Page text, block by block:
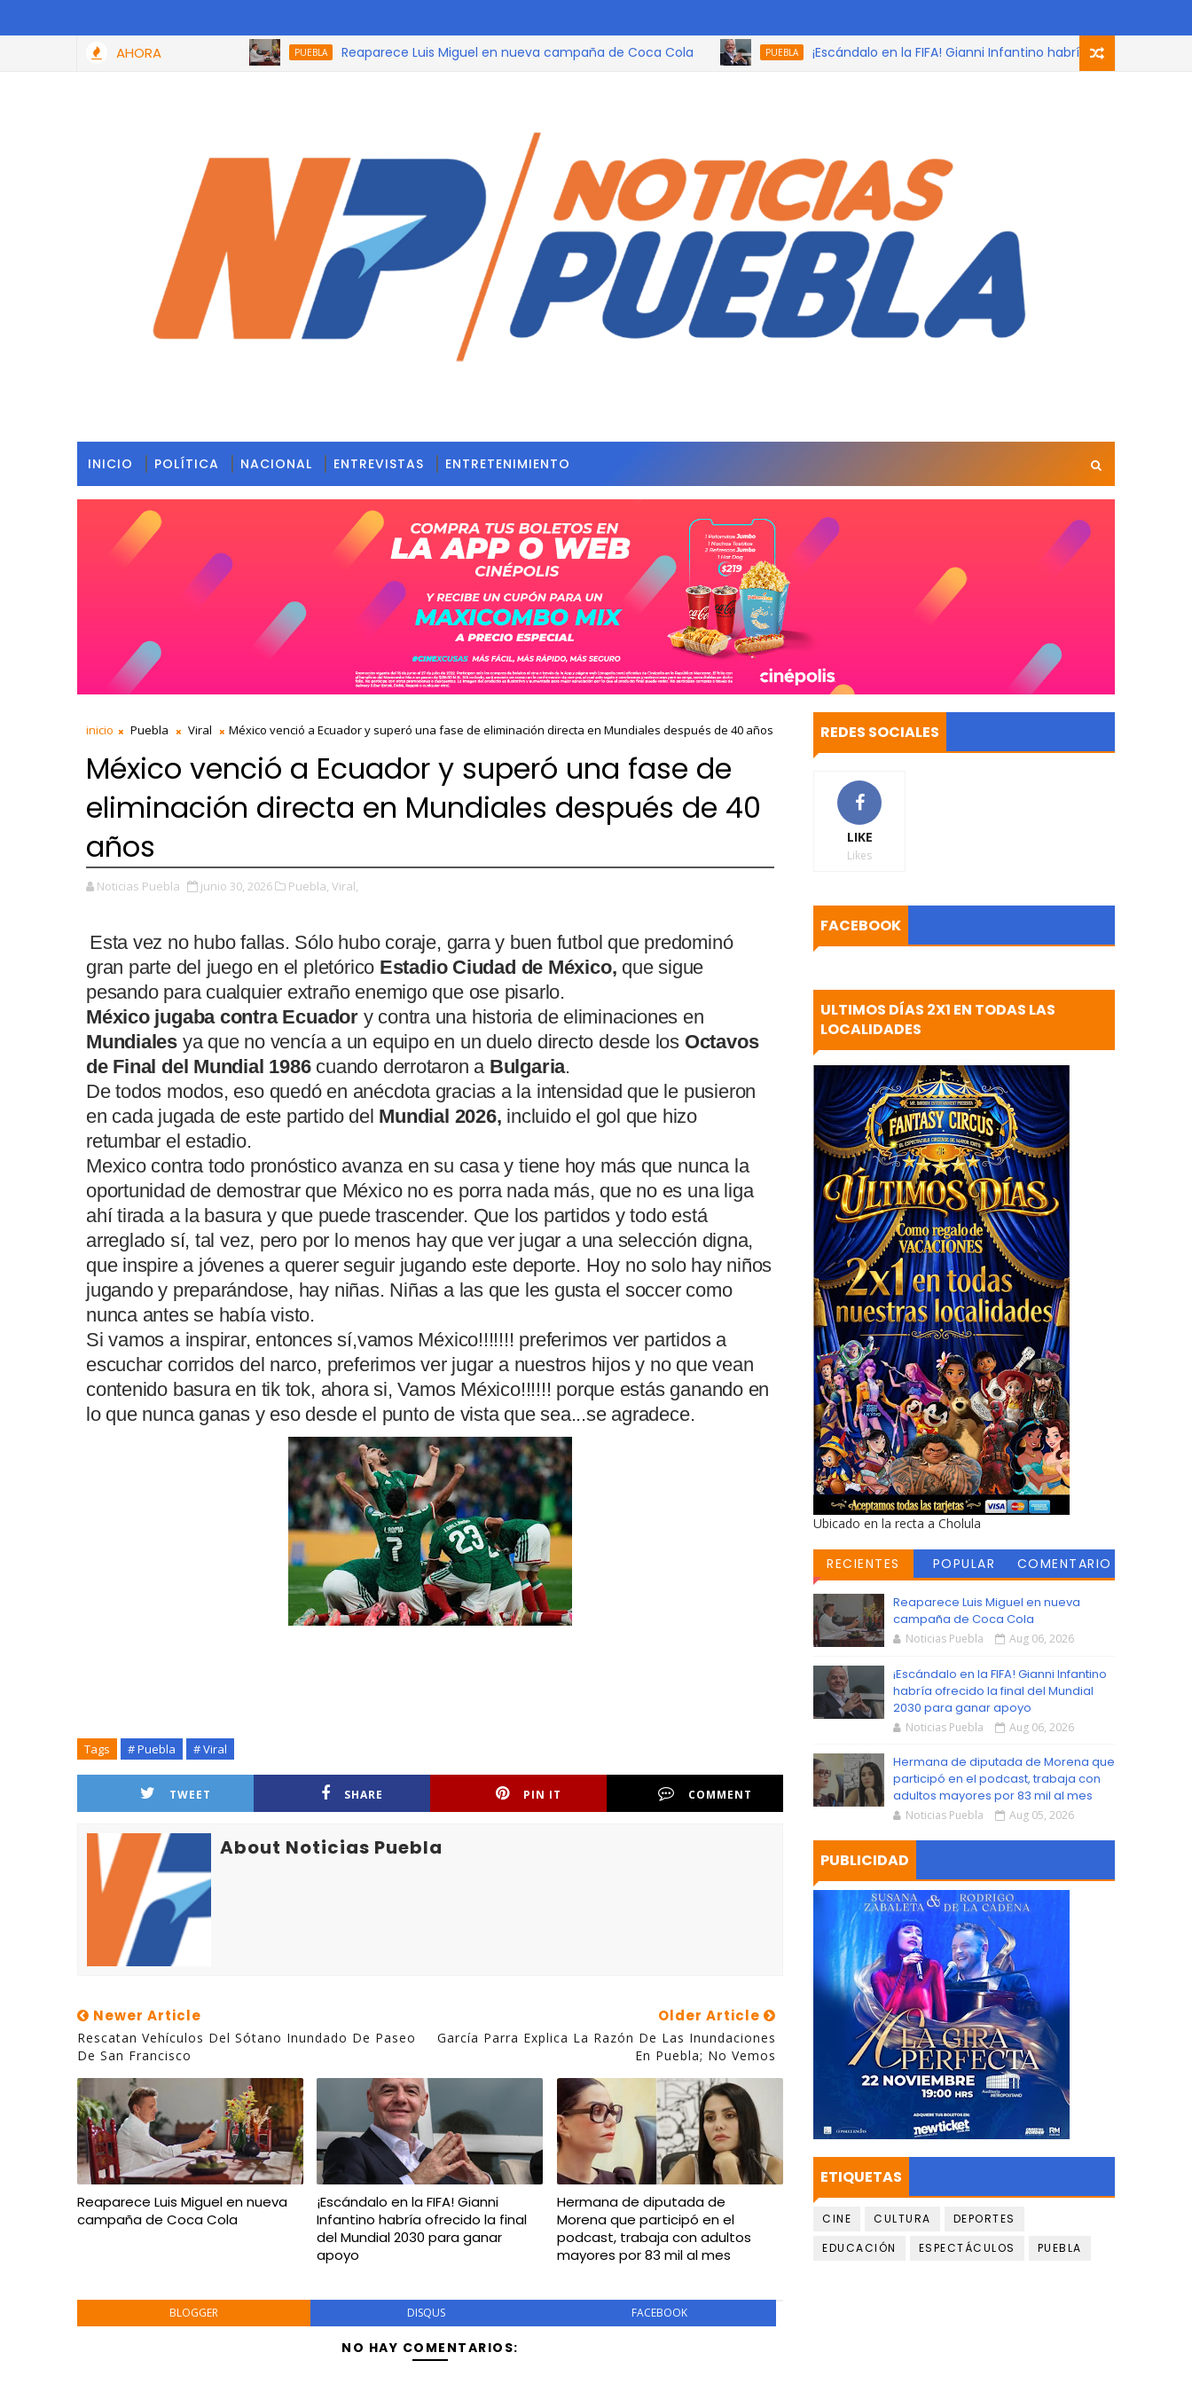
AHORA PUEBLA Reaparece Luis Miguel en nueva campaña de Coca Cola PUEBLA ¡Escándalo en la FIFA! Gianni Infantino habría ofrecido la final del
INICIO POLÍTICA NACIONAL ENTREVISTAS ENTRETENIMIENTO
inicio Puebla Viral México venció a Ecuador y superó una fase de eliminación directa en Mundiales después de 40 años
México venció a Ecuador y superó una fase de
eliminación directa en Mundiales después de 40
años
Noticias Puebla junio 30, 2026 Puebla, Viral,
Esta vez no hubo fallas. Sólo hubo coraje, garra y buen futbol que predominó
gran parte del juego en el pletórico Estadio Ciudad de México, que sigue
pesando para cualquier extraño enemigo que ose pisarlo.
México jugaba contra Ecuador y contra una historia de eliminaciones en
Mundiales ya que no vencía a un equipo en un duelo directo desde los Octavos
de Final del Mundial 1986cuando derrotaron a Bulgaria.
De todos modos, eso quedó en anécdota gracias a la intensidad que le pusieron
en cada jugada de este partido del Mundial 2026, incluido el gol que hizo
retumbar el estadio.
Mexico contra todo pronóstico avanza en su casa y tiene hoy más que nunca la
oportunidad de demostrar que México no es porra nada más, que no es una liga
ahí tirada a la basura y que puede trascender. Que los partidos y todo está
arreglado sí, tal vez, pero por lo menos hay que ver jugar a una selección digna,
que inspire a jóvenes a querer seguir jugando este deporte. Hoy no solo hay niños
jugando y preparándose, hay niñas. Niñas a las que les gusta el soccer como
nunca antes se había visto.
Si vamos a inspirar, entonces sí,vamos México!!!!!!! preferimos ver partidos a
escuchar corridos del narco, preferimos ver jugar a nuestros hijos y no que vean
contenido basura en tik tok, ahora si, Vamos México!!!!!! porque estás ganando en
lo que nunca ganas y eso desde el punto de vista que sea...se agradece.
Tags # Puebla # Viral
TWEET SHARE PIN IT COMMENT
About Noticias Puebla
Newer Article
Rescatan Vehículos Del Sótano Inundado De Paseo
De San Francisco
Older Article
García Parra Explica La Razón De Las Inundaciones
En Puebla; No Vemos
Reaparece Luis Miguel en nueva
campaña de Coca Cola
¡Escándalo en la FIFA! Gianni
Infantino habría ofrecido la final
del Mundial 2030 para ganar
apoyo
Hermana de diputada de
Morena que participó en el
podcast, trabaja con adultos
mayores por 83 mil al mes
BLOGGER DISQUS FACEBOOK
NO HAY COMENTARIOS:
REDES SOCIALES
LIKE
Likes
FACEBOOK
ULTIMOS DÍAS 2X1 EN TODAS LAS
LOCALIDADES
Ubicado en la recta a Cholula
RECIENTES POPULAR
COMENTARIO
Reaparece Luis Miguel en nueva
campaña de Coca Cola
Noticias Puebla Aug 06, 2026
¡Escándalo en la FIFA! Gianni Infantino
habría ofrecido la final del Mundial
2030 para ganar apoyo
Noticias Puebla Aug 06, 2026
Hermana de diputada de Morena que
participó en el podcast, trabaja con
adultos mayores por 83 mil al mes
Noticias Puebla Aug 05, 2026
PUBLICIDAD
ETIQUETAS
CINE CULTURA
DEPORTES
EDUCACIÓN
ESPECTÁCULOS PUEBLA